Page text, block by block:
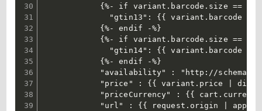
{%- if variant.barcode.size == 13 -
"gtin13": {{ variant.barcode }},
{%- endif -%}
{%- if variant.barcode.size == 14 -
"gtin14": {{ variant.barcode }},
{%- endif -%}
"availability" : "http://schema.org/{% if
"price" : {{ variant.price |
"priceCurrency" : {{
"url" : {{ request.origin | append: